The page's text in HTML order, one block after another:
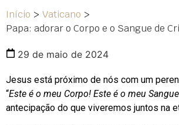
Início > Vaticano >
Papa: adorar o Corpo e o Sangue de
29 de maio de 2024
Jesus está próximo de nós com um
“Este é o meu Corpo! Este é o meu Sangue
antecipação do que viveremos juntos na